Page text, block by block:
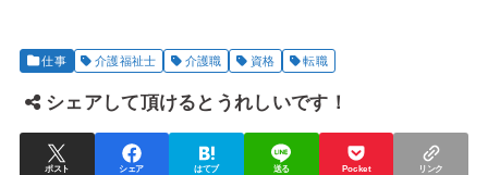
仕事 介護福祉士 介護職 資格 転職
シェアして頂けるとうれしいです！
ポスト シェア はてブ 送る Pocket リンク